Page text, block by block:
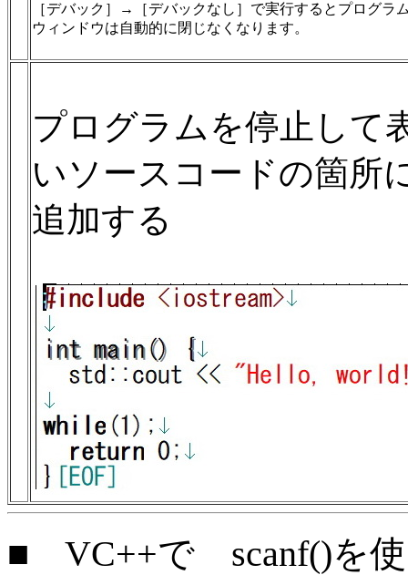
［デバック］→［デバックなし］で実行するとプログラ
ウィンドウは自動的に閉じなくなります。
プログラムを停止して
いソースコードの箇
追加する
■ VC++で scanf()を